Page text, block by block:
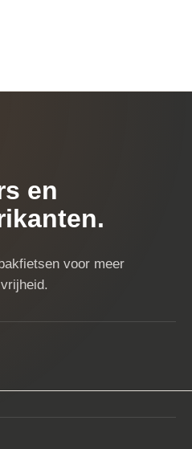
en
voor meer